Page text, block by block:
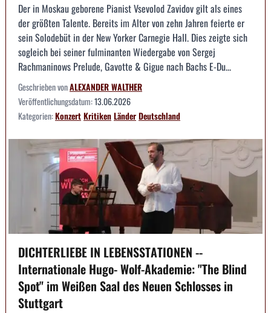
Der in Moskau geborene Pianist Vsevolod Zavidov gilt als eines
der größten Talente. Bereits im Alter von zehn Jahren feierte er
sein Solodebüt in der New Yorker Carnegie Hall. Dies zeigte sich
sogleich bei seiner fulminanten Wiedergabe von Sergej
Rachmaninows Prelude, Gavotte & Gigue nach Bachs E-Du...
Geschrieben vonALEXANDER WALTHER
Veröffentlichungsdatum:13.06.2026
Kategorien:KonzertKritikenLänderDeutschland
DICHTERLIEBE IN LEBENSSTATIONEN --
Internationale Hugo- Wolf-Akademie: "The Blind
Spot" im Weißen Saal des Neuen Schlosses in
Stuttgart